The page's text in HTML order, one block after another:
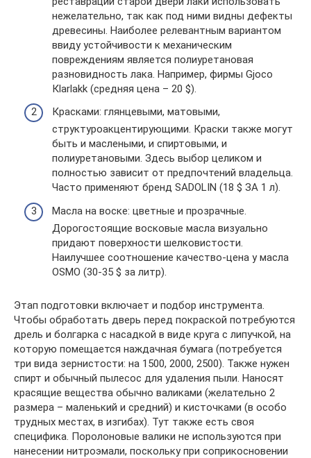
нежелательно, так как под ними видны дефекты
древесины. Наиболее релевантным вариантом
ввиду устойчивости к механическим
повреждениям является полиуретановая
разновидность лака. Например, фирмы Gjoco
Кlarlakk (средняя цена – 20 $).
Красками: глянцевыми, матовыми,
структуроакцентирующими. Краски также могут
быть и маслеными, и спиртовыми, и
полиуретановыми. Здесь выбор целиком и
полностью зависит от предпочтений владельца.
Часто применяют бренд SADOLIN (18 $ ЗА 1 л).
Масла на воске: цветные и прозрачные.
Дорогостоящие восковые масла визуально
придают поверхности шелковистости.
Наилучшее соотношение качество-цена у масла
OSMO (30-35 $ за литр).
Этап подготовки включает и подбор инструмента.
Чтобы обработать дверь перед покраской потребуются
дрель и болгарка с насадкой в виде круга с липучкой, на
которую помещается наждачная бумага (потребуется
три вида зернистости: на 1500, 2000, 2500). Также нужен
спирт и обычный пылесос для удаления пыли. Наносят
красящие вещества обычно валиками (желательно 2
размера – маленький и средний) и кисточками (в особо
трудных местах, в изгибах). Тут также есть своя
специфика. Поролоновые валики не используются при
нанесении нитроэмали, поскольку при соприкосновении